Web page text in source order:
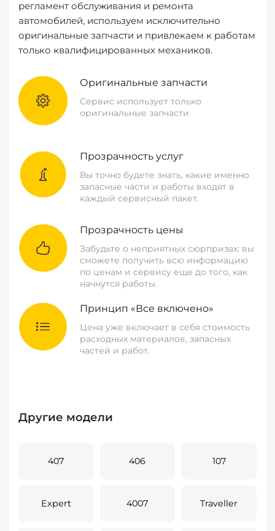
регламент обслуживания и ремонта
автомобилей, используем исключительно
оригинальные запчасти и привлекаем к работам
только квалифицированных механиков.
Оригинальные запчасти
Сервис использует только
оригинальные запчасти
Прозрачность услуг
Вы точно будете знать, какие именно
запасные части и работы входят в
каждый сервисный пакет.
Прозрачность цены
Забудьте о неприятных сюрпризах: вы
сможете получить всю информацию
по ценам и сервису еще до того, как
начнутся работы.
Принцип «Все включено»
Цена уже включает в себя стоимость
расходных материалов, запасных
частей и работ.
Другие модели
407 406 107
Expert 4007 Traveller